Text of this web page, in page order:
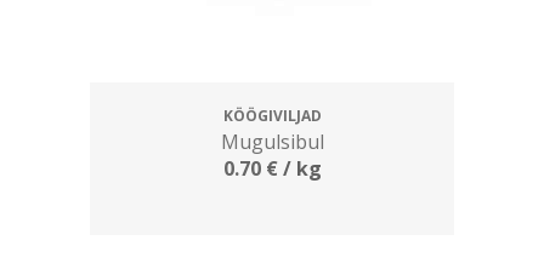
KÖÖGIVILJAD
Mugulsibul
0.70 €/ kg